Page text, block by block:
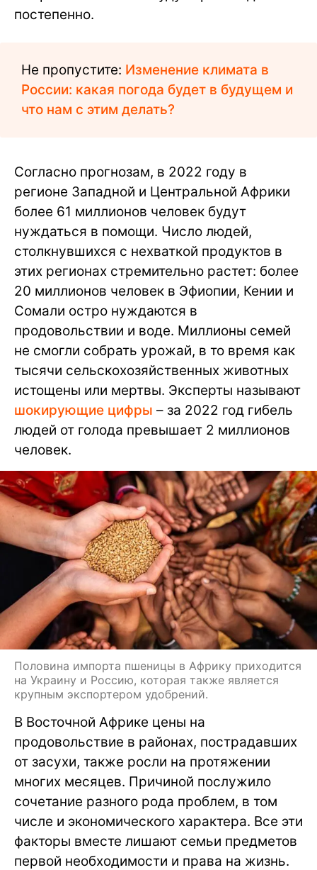
постепенно.
Не пропустите: Изменение климата в
России: какая погода будет в будущем и
что нам с этим делать?
Согласно прогнозам, в 2022 году в
регионе Западной и Центральной Африки
более 61 миллионов человек будут
нуждаться в помощи. Число людей,
столкнувшихся с нехваткой продуктов в
этих регионах стремительно растет: более
20 миллионов человек в Эфиопии, Кении и
Сомали остро нуждаются в
продовольствии и воде. Миллионы семей
не смогли собрать урожай, в то время как
тысячи сельскохозяйственных животных
истощены или мертвы. Эксперты называют
шокирующие цифры – за 2022 год гибель
людей от голода превышает 2 миллионов
человек.
Половина импорта пшеницы в Африку приходится
на Украину и Россию, которая также является
крупным экспортером удобрений.
В Восточной Африке цены на
продовольствие в районах, пострадавших
от засухи, также росли на протяжении
многих месяцев. Причиной послужило
сочетание разного рода проблем, в том
числе и экономического характера. Все эти
факторы вместе лишают семьи предметов
первой необходимости и права на жизнь.